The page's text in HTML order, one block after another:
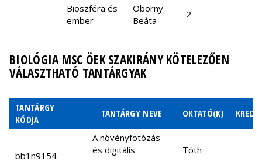
Ökológia
modellek és
progbisb17gm
Programozás
biológusoknak
matmb1sb20ea
Matematikai
biológiában I.
EA
4
Bioszféra és
ember
Oborny
Beáta
2
BIOLÓGIA MSC ÖEK SZAKIRÁNY KÖTELEZŐEN
VÁLASZTHATÓ TANTÁRGYAK
TANTÁRGY
KÓDJA
TANTÁRGY NEVE OKTATÓ(K) KREDIT
bb1n9154
A növényfotózás
és digitális
Tóth